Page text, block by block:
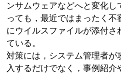
ンサムウェアなどへと変化
っても，最近ではまったく
にウイルスファイルが添付さ
ている。
対策には，システム管理者が
入するだけでなく，事例紹